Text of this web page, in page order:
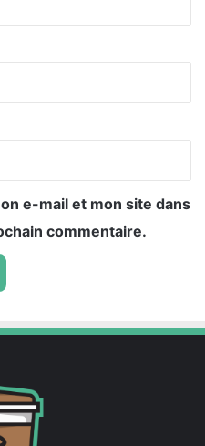
e-mail et mon site dans
commentaire.